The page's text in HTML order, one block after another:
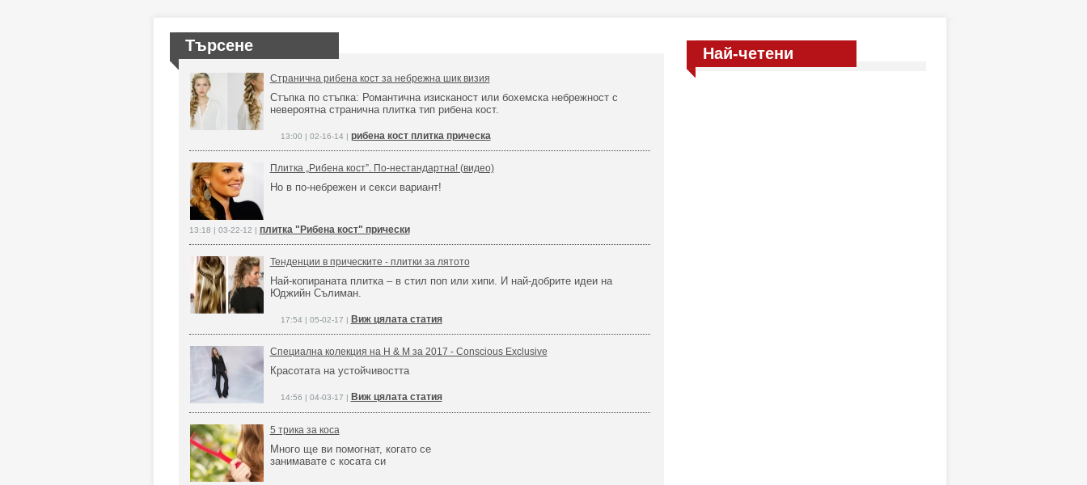
Търсене
Странична рибена кост за небрежна шик визия
Стъпка по стъпка: Романтична изисканост или бохемска небрежност с
невероятна странична плитка тип рибена кост.
13:00 | 02-16-14 | рибена кост плитка прическа
Плитка „Рибена кост”. По-нестандартна! (видео)
Но в по-небрежен и секси вариант!
13:18 | 03-22-12 | плитка "Рибена кост" прически
Тенденции в прическите - плитки за лятото
Най-копираната плитка – в стил поп или хипи. И най-добрите идеи на
Юджийн Сълиман.
17:54 | 05-02-17 | Виж цялата статия
Специална колекция на Н & М за 2017 - Conscious Exclusive
Красотата на устойчивостта
14:56 | 04-03-17 | Виж цялата статия
5 трика за коса
Много ще ви помогнат, когато се
занимавате с косата си
Най-четени